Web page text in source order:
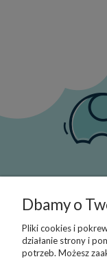
Dbamy o
Pliki cookies i
działanie strony i
potrzeb. Możesz